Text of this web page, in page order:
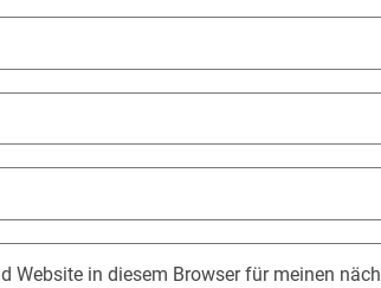
Website in diesem Browser für meinen